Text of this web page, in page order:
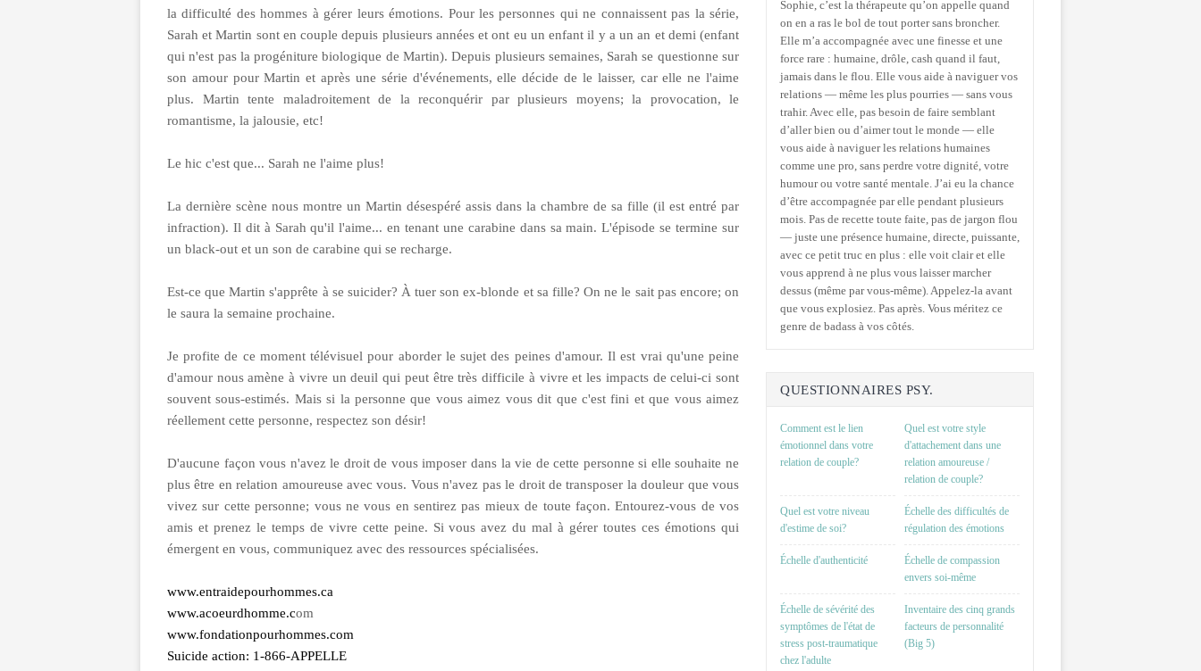
la difficulté des hommes à gérer leurs émotions. Pour les personnes qui ne connaissent pas la série,
Sarah et Martin sont en couple depuis plusieurs années et ont eu un enfant il y a un an et demi (enfant
qui n'est pas la progéniture biologique de Martin). Depuis plusieurs semaines, Sarah se questionne sur
son amour pour Martin et après une série d'événements, elle décide de le laisser, car elle ne l'aime
plus. Martin tente maladroitement de la reconquérir par plusieurs moyens; la provocation, le
romantisme, la jalousie, etc!
Le hic c'est que... Sarah ne l'aime plus!
La dernière scène nous montre un Martin désespéré assis dans la chambre de sa fille (il est entré par
infraction). Il dit à Sarah qu'il l'aime... en tenant une carabine dans sa main. L'épisode se termine sur
un black-out et un son de carabine qui se recharge.
Est-ce que Martin s'apprête à se suicider? À tuer son ex-blonde et sa fille? On ne le sait pas encore; on
le saura la semaine prochaine.
Je profite de ce moment télévisuel pour aborder le sujet des peines d'amour. Il est vrai qu'une peine
d'amour nous amène à vivre un deuil qui peut être très difficile à vivre et les impacts de celui-ci sont
souvent sous-estimés. Mais si la personne que vous aimez vous dit que c'est fini et que vous aimez
réellement cette personne, respectez son désir!
D'aucune façon vous n'avez le droit de vous imposer dans la vie de cette personne si elle souhaite ne
plus être en relation amoureuse avec vous. Vous n'avez pas le droit de transposer la douleur que vous
vivez sur cette personne; vous ne vous en sentirez pas mieux de toute façon. Entourez-vous de vos
amis et prenez le temps de vivre cette peine. Si vous avez du mal à gérer toutes ces émotions qui
émergent en vous, communiquez avec des ressources spécialisées.
www.entraidepourhommes.ca
www.acoeurdhomme.com
www.fondationpourhommes.com
Suicide action: 1-866-APPELLE
Sophie, c’est la thérapeute qu’on appelle quand
on en a ras le bol de tout porter sans broncher.
Elle m’a accompagnée avec une finesse et une
force rare : humaine, drôle, cash quand il faut,
jamais dans le flou. Elle vous aide à naviguer vos
relations — même les plus pourries — sans vous
trahir. Avec elle, pas besoin de faire semblant
d’aller bien ou d’aimer tout le monde — elle
vous aide à naviguer les relations humaines
comme une pro, sans perdre votre dignité, votre
humour ou votre santé mentale. J’ai eu la chance
d’être accompagnée par elle pendant plusieurs
mois. Pas de recette toute faite, pas de jargon flou
— juste une présence humaine, directe, puissante,
avec ce petit truc en plus : elle voit clair et elle
vous apprend à ne plus vous laisser marcher
dessus (même par vous-même). Appelez-la avant
que vous explosiez. Pas après. Vous méritez ce
genre de badass à vos côtés.
QUESTIONNAIRES PSY.
Comment est le lien
émotionnel dans votre
relation de couple?
Quel est votre style
d'attachement dans une
relation amoureuse /
relation de couple?
Quel est votre niveau
d'estime de soi?
Échelle des difficultés de
régulation des émotions
Échelle d'authenticité
Échelle de compassion
envers soi-même
Échelle de sévérité des
symptômes de l'état de
stress post-traumatique
chez l'adulte
Inventaire des cinq grands
facteurs de personnalité
(Big 5)